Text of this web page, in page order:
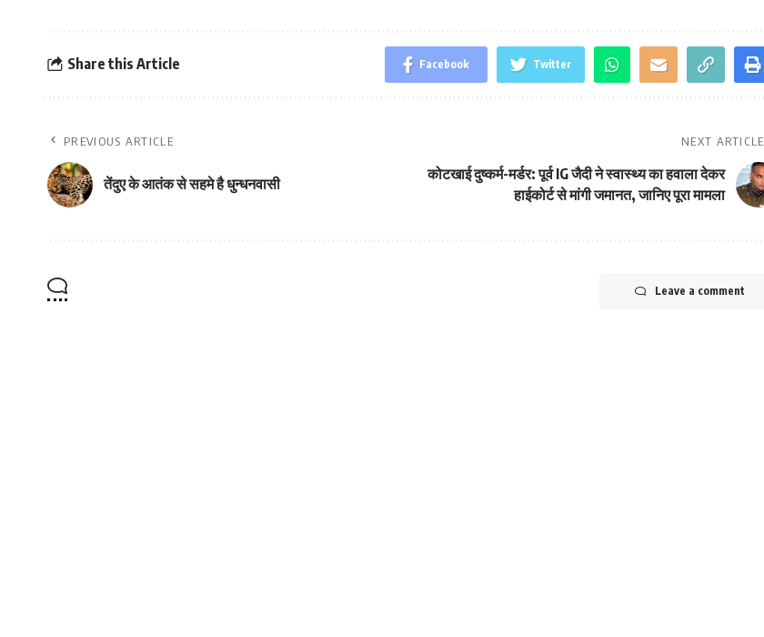
Share this Article Facebook Twitter
PREVIOUS ARTICLE
तेंदुए के आतंक से सहमे है धुन्धनवासी
NEXT ARTICLE
कोटखाई दुष्कर्म-मर्डर: पूर्व IG जैदी ने स्वास्थ्य का हवाला देकर
हाईकोर्ट से मांगी जमानत, जानिए पूरा मामला
Leave a comment